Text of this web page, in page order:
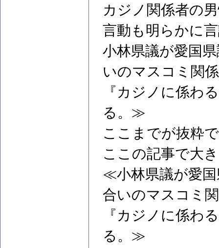
カジノ関係者の
言動も明らかに
小林県議が愛国
いのマスコミ関
『カジノに係わ
る。≫
ここまでが抜粋
ここの記事で大
≪小林県議が愛国
合いのマスコミ
『カジノに係わ
る。≫